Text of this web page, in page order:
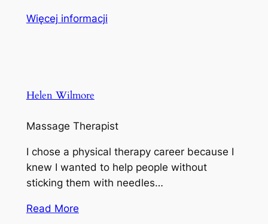
Więcej informacji
Helen Wilmore
Massage Therapist
I chose a physical therapy career because I
knew I wanted to help people without
sticking them with needles…
Read More